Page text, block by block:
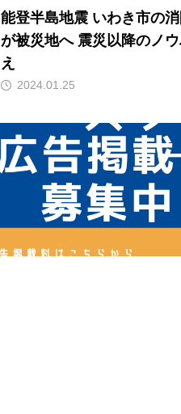
能登半島地震 いわき市の
が被災地へ 震災以降のノ
え
2024.01.25